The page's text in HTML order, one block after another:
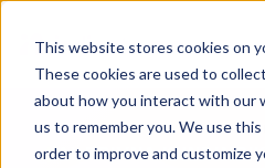
This website stores cookies on
These cookies are used to
about how you interact with our
us to remember you. We use
order to improve and customize
AI-DRIVNA